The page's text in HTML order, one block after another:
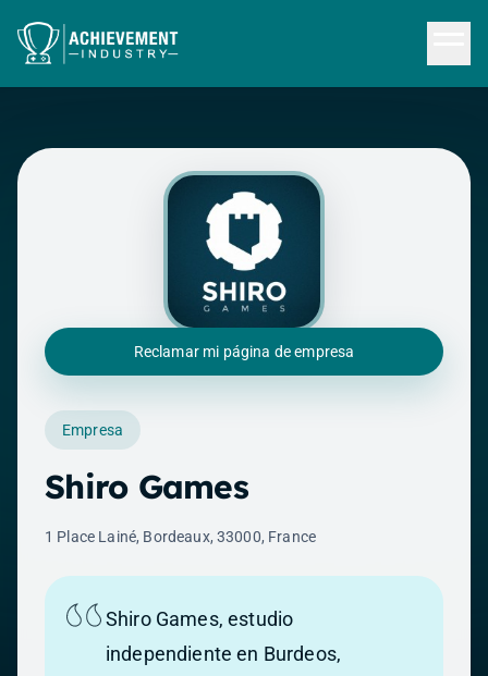
Reclamar mi página de empresa
Empresa
Shiro Games
1 Place Lainé, Bordeaux, 33000, France
Shiro Games, estudio
independiente en Burdeos,